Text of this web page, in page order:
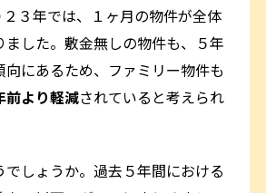
２３年では、１ヶ月の物件が全体
ました。敷金無しの物件も、５年
にあるため、ファミリー物件も
前より軽減されていると考えられ
しょうか。過去５年間における